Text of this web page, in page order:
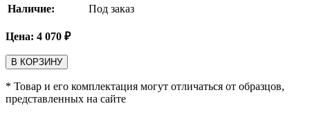
Наличие:
Под заказ
Цена: 4 070 ₽
В КОРЗИНУ
* Товар и его комплектация могут отличаться от образцов,
представленных на сайте